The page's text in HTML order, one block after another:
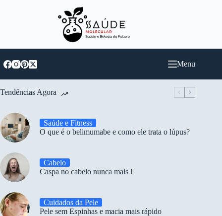
Menu
Tendências Agora
Saúde e Fitness
O que é o belimumabe e como ele trata o lúpus?
Cabelo
Caspa no cabelo nunca mais !
Cuidados da Pele
Pele sem Espinhas e macia mais rápido